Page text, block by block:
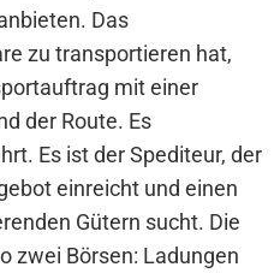
Das
zu transportieren hat,
mit einer
der Route. Es
Es ist der Spediteur, der
einreicht und einen
Gütern sucht. Die
zwei Börsen: Ladungen